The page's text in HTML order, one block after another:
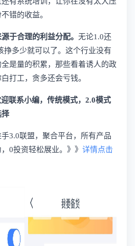
错的收益。
于合理的利益分配。 无论1.0还
挣多少就可以了。这个行业没有
是量的积累，那些看着诱人的政
打工，贪多还会亏钱。
联系小编，传统模式，2.0模式
择
3.0联盟，聚合平台，所有产品
0投资轻松展业。》》 详情点击